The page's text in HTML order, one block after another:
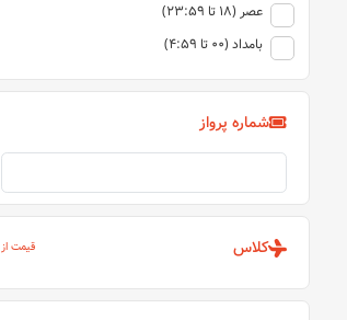
عصر (18 تا 23:59)
بامداد (00 تا 4:59)
شماره پرواز
کلاس قیمت از